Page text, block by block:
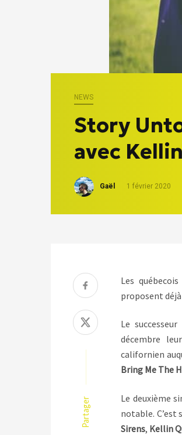
NEWS
Story
avec
Gaël 1 février 2020
Partager
Les québecois
proposent
Le
décembre
californien
Bring Me The
Le deuxième
notable. C’est
Sirens, Kellin